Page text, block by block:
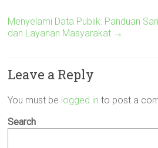
Menyelami Data Publik: Panduan
dan Layanan Masyarakat →
Leave a Reply
You must be logged in to post a
Search